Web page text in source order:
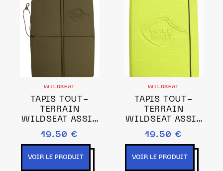
WILDSEAT
TAPIS TOUT-
TERRAIN
WILDSEAT ASSIS
KAKI
19.50 €
VOIR LE PRODUIT
WILDSEAT
TAPIS TOUT-
TERRAIN
WILDSEAT ASSIS
VERT POMME
19.50 €
VOIR LE PRODUIT